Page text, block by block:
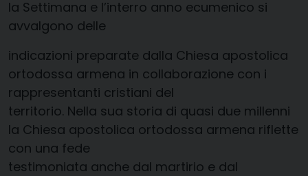
la Settimana e l’interro anno ecumenico si
avvalgono delle
indicazioni preparate dalla Chiesa apostolica
ortodossa armena in collaborazione con i
rappresentanti cristiani del
territorio. Nella sua storia di quasi due millenni
la Chiesa apostolica ortodossa armena riflette
con una fede
testimoniata anche dal martirio e dal